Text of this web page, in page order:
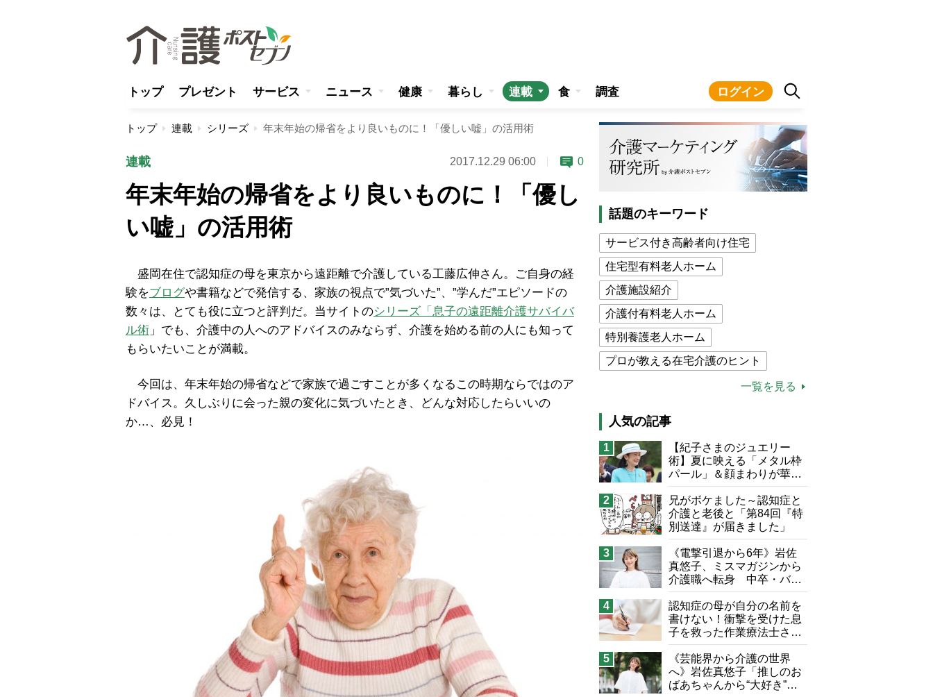
トップ プレゼント サービス ニュース 健康 暮らし 連載 食 調査 ログイン
トップ 連載 シリーズ 年末年始の帰省をより良いものに！「優しい嘘」の活用術
連載 2017.12.29 06:00 0
年末年始の帰省をより良いものに！「優し
い嘘」の活用術
盛岡在住で認知症の母を東京から遠距離で介護している工藤広伸さん。ご自身の経
験をブログや書籍などで発信する、家族の視点で”気づいた”、”学んだ”エピソードの
数々は、とても役に立つと評判だ。当サイトのシリーズ「息子の遠距離介護サバイバ
ル術 」でも、介護中の人へのアドバイスのみならず、介護を始める前の人にも知って
もらいたいことが満載。
今回は、年末年始の帰省などで家族で過ごすことが多くなるこの時期ならではのア
ドバイス。久しぶりに会った親の変化に気づいたとき、どんな対応したらいいの
か…、必見！
話題のキーワード
サービス付き高齢者向け住宅
住宅型有料老人ホーム
介護施設紹介
介護付有料老人ホーム
特別養護老人ホーム
プロが教える在宅介護のヒント
介護食
猫が母になつきません
息子の遠距離介護サバイバル術
兄がボケました
便利なサービス
予防法
一覧を見る
人気の記事
1
【紀子さまのジュエリー
術】夏に映える「メタル枠
パール」＆顔まわりが華や
ぐ「揺れる一粒」の使い分
け方
2
兄がボケました～認知症と
介護と老後と「第84回『特
別送達』が届きました」
3
《電撃引退から6年》岩佐
真悠子、ミスマガジンから
介護職へ転身 中卒・バイ
ト経験ゼロの彼女が見つけ
た“居場所”「社会の役に立
ちながら自分らしくいられ
る」
4
認知症の母が自分の名前を
書けない！衝撃を受けた息
子を救った作業療法士さん
の言葉
5
《芸能界から介護の世界
へ》岩佐真悠子「推しのお
ばあちゃんから“大好き”を